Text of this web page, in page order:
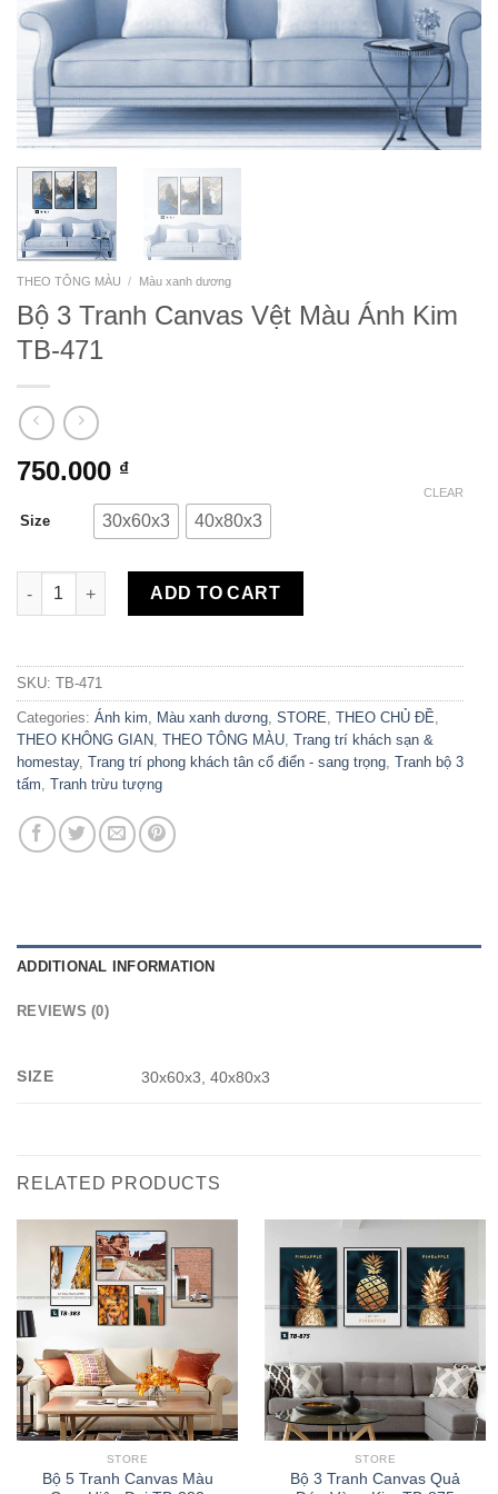
THEO TÔNG MÀU / Màu xanh dương
Bộ 3 Tranh Canvas Vệt Màu Ánh Kim
TB-471
750.000 ₫
Size 30x60x3 40x80x3
CLEAR
Bộ 3 Tranh Canvas Vệt Màu Ánh Kim TB-471 quantity
ADD TO CART
SKU: TB-471
Categories: Ánh kim, Màu xanh dương, STORE, THEO CHỦ ĐỀ,
THEO KHÔNG GIAN, THEO TÔNG MÀU, Trang trí khách sạn &
homestay, Trang trí phong khách tân cổ điển - sang trọng, Tranh bộ 3
tấm, Tranh trừu tượng
ADDITIONAL INFORMATION
REVIEWS (0)
SIZE 30x60x3, 40x80x3
RELATED PRODUCTS
STORE
Bộ 5 Tranh Canvas Màu
STORE
Bộ 3 Tranh Canvas Quả